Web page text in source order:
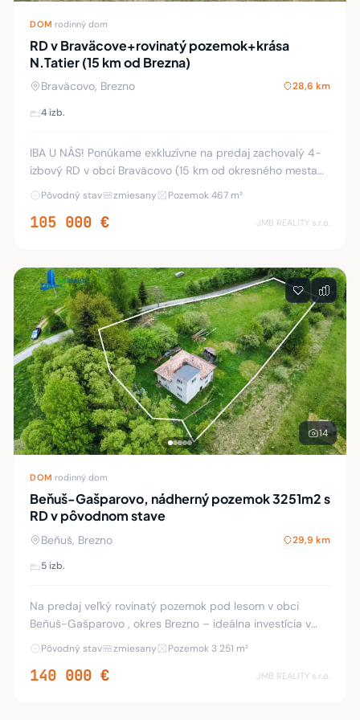
DOM rodinný dom
RD v Braväcove+rovinatý pozemok+krása
N.Tatier (15 km od Brezna)
Braväcovo, Brezno 28,6 km
4 izb.
IBA U NÁS! Ponúkame exkluzívne na predaj zachovalý 4-
izbový RD v obci Braväcovo (15 km od okresného mesta
Brezno) v krásnej a pokojnej lokalite v oáze Nízkych Tatier.
Dom je postavený na rovinatom poz
Pôvodný stav zmiesany Pozemok 467 m²
105 000 € JMB REALITY s.r.o.
14
DOM rodinný dom
Beňuš-Gašparovo, nádherný pozemok 3251m2 s
RD v pôvodnom stave
Beňuš, Brezno 29,9 km
5 izb.
Na predaj veľký rovinatý pozemok pod lesom v obci
Beňuš-Gašparovo , okres Brezno – ideálna investícia v
lone prírody, na pozemku 60- ročný rodinný dom v
Pôvodný stav zmiesany Pozemok 3 251 m²
140 000 € JMB REALITY s.r.o.